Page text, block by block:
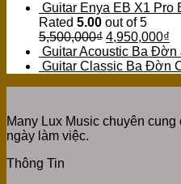
Guitar Enya EB X1 Pro
Rated 5.00 out of 5
5,500,000₫ 4,950,000₫
Guitar Acoustic Ba Đờn
Guitar Classic Ba Đờn
Many Lux Music chuyên
ngày làm việc.
Thông Tin